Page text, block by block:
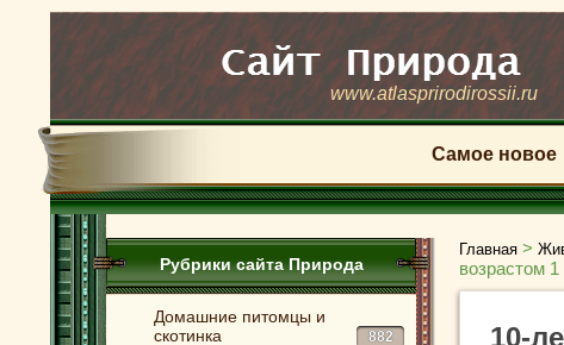
www.atlasprirodirossii.ru
Самое новое
Рубрики сайта Природа
Домашние питомцы и
скотинка
882
Главная >
возрастом
10-